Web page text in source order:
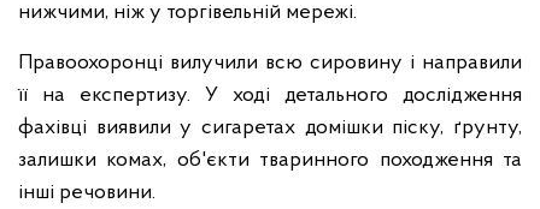
нижчими, ніж у торгівельній мережі.
Правоохоронці вилучили всю сировину і направили
її на експертизу. У ході детального дослідження
фахівці виявили у сигаретах домішки піску, ґрунту,
залишки комах, об'єкти тваринного походження та
інші речовини.